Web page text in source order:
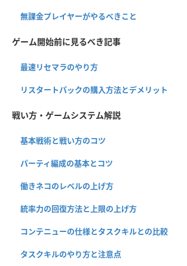
無課金プレイヤーがやるべきこと
ゲーム開始前に見るべき記事
最速リセマラのやり方
リスタートパックの購入方法とデメリット
戦い方・ゲームシステム解説
基本戦術と戦い方のコツ
パーティ編成の基本とコツ
働きネコのレベルの上げ方
統率力の回復方法と上限の上げ方
コンテニューの仕様とタスクキルとの比較
タスクキルのやり方と注意点